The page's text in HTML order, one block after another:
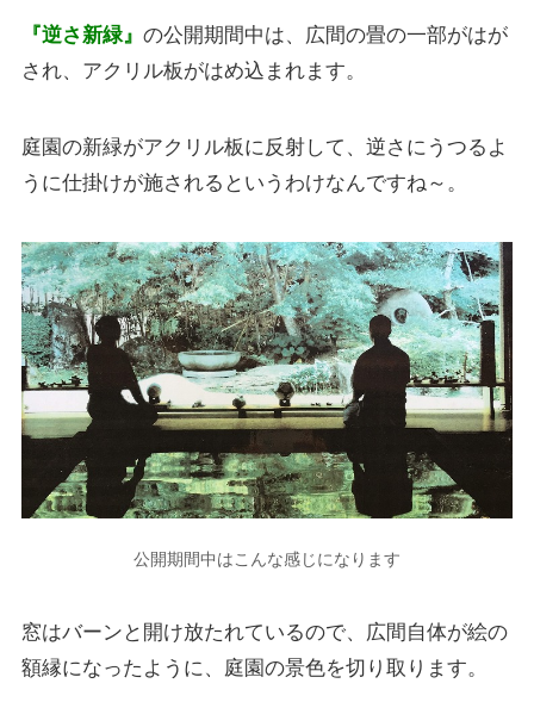
『逆さ新緑』 の公開期間中は、広間の畳の一部がはが
され、アクリル板がはめ込まれます。
庭園の新緑がアクリル板に反射して、逆さにうつるよ
うに仕掛けが施されるというわけなんですね～。
公開期間中はこんな感じになります
窓はバーンと開け放たれているので、広間自体が絵の
額縁になったように、庭園の景色を切り取ります。